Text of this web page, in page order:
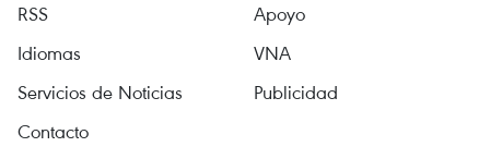
RSS
Apoyo
Idiomas
VNA
Servicios de Noticias
Publicidad
Contacto